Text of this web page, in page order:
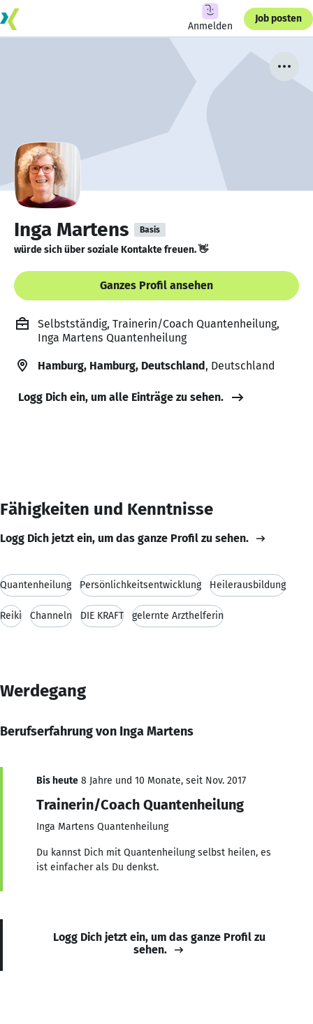
Anmelden
Job posten
Inga Martens Basis
würde sich über soziale Kontakte freuen. 👋
Ganzes Profil ansehen
Selbstständig, Trainerin/Coach Quantenheilung,
Inga Martens Quantenheilung
Hamburg, Hamburg, Deutschland, Deutschland
Logg Dich ein, um alle Einträge zu sehen.
Fähigkeiten und Kenntnisse
Logg Dich jetzt ein, um das ganze Profil zu sehen.
Quantenheilung Persönlichkeitsentwicklung Heilerausbildung
Reiki Channeln DIE KRAFT gelernte Arzthelferin
Werdegang
Berufserfahrung von Inga Martens
Bis heute 8 Jahre und 10 Monate, seit Nov. 2017
Trainerin/Coach Quantenheilung
Inga Martens Quantenheilung
Du kannst Dich mit Quantenheilung selbst heilen, es
ist einfacher als Du denkst.
Logg Dich jetzt ein, um das ganze Profil zu
sehen.